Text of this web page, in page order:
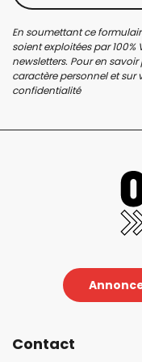
En soumettant ce
soient exploitées par
newsletters. Pour en
caractère personnel et sur
confidentialité
Contact